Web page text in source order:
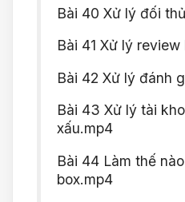
Bài 40 Xử lý đối
Bài 41 Xử lý
Bài 42 Xử lý đánh
Bài 43 Xử lý tài
xấu.mp4
Bài 44 Làm thế
box.mp4